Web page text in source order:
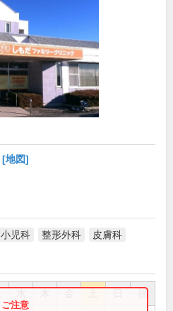
[地図]
小児科 整形外科 皮膚科
祝